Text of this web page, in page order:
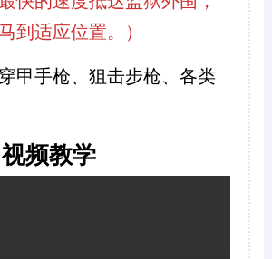
到适应位置。）
穿甲手枪、狙击步枪、各类
频教学